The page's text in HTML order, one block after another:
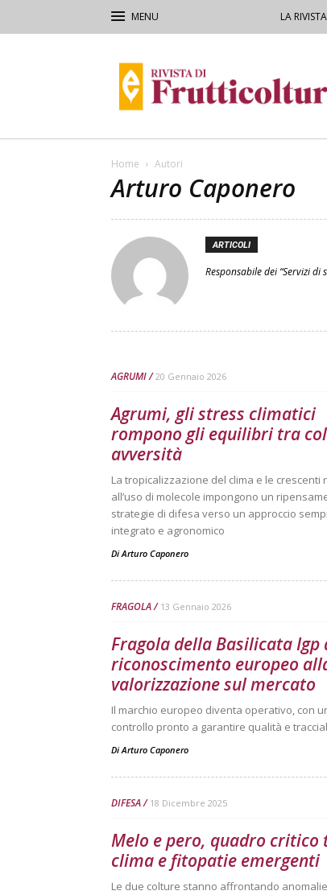
LA RIVISTA
di
Frutticoltura
Home Autori
Arturo Caponero
ARTICOLI
Responsabile dei “Servizi
AGRUMI 20 Gennaio 2026
Agrumi, gli stress climatici
rompono gli equilibri tra
avversità
La tropicalizzazione del clima e le crescenti
all’uso di molecole impongono un
strategie di difesa verso un approccio
integrato e agronomico
DiArturo Caponero
FRAGOLA 13 Gennaio 2026
Fragola della Basilicata Igp
riconoscimento europeo
valorizzazione sul mercato
Il marchio europeo diventa operativo, con
controllo pronto a garantire qualità e
DiArturo Caponero
DIFESA 18 Dicembre 2025
Melo e pero, quadro critico
clima e fitopatie emergenti
Le due colture stanno affrontando